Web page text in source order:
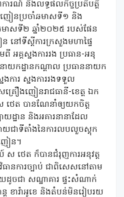
ារណ៍ និងលទ្ធផលកិច្ចប្រតិបត្តិ
ញៀនប្រចាំឆមាសទី១ និង
មាសទី២ ឆ្នាំ២០២៥ របស់ផែន
នៅទីស្តីការក្រសួងមហាផ្ទៃ
អគ្គស្នងការរង ប្រធាន-អនុ
ាយកដ្ឋានកណ្តាល ប្រធាននាយក
នងការ ស្នងការរងទទួល
គ្រឿងញៀនរាជធានី-ខេត្ត ឯក
េត បានណែនាំឲ្យយកចិត្ត
ដ្ឋាន និងអគារនានាដែល
ជាទីតាំងនៃការលបលួចស្ដុក
ៀន។
ថេត ក៏បានជំរុញការអនុវត្ត
ធានការច្បាប់ ជាពិសេសនៅតាម
ចជា សណ្ឋាគារ ផ្ទះសំណាក់
ដ ខារ៉ាអូខេ និងតំបន់មិនរៀបរយ